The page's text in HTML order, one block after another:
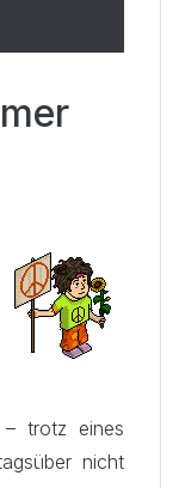
– trotz eines
nicht